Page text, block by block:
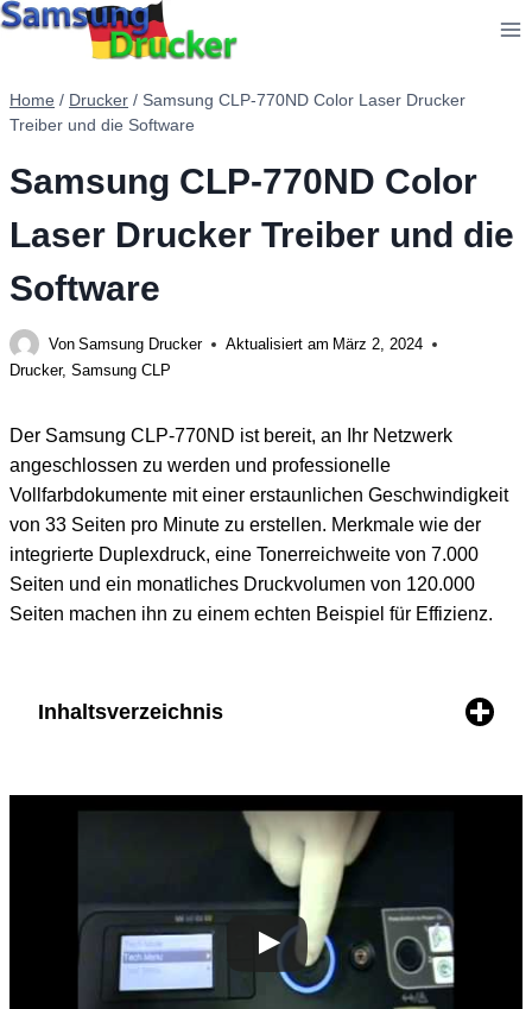
Zum
Home / Drucker / Samsung CLP-770ND Color Laser Drucker
Treiber und die Software
Samsung CLP-770ND Color
Laser Drucker Treiber und die
Software
Von Samsung Drucker Aktualisiert am März 2, 2024
Drucker, Samsung CLP
Der Samsung CLP-770ND ist bereit, an Ihr Netzwerk
angeschlossen zu werden und professionelle
Vollfarbdokumente mit einer erstaunlichen Geschwindigkeit
von 33 Seiten pro Minute zu erstellen. Merkmale wie der
integrierte Duplexdruck, eine Tonerreichweite von 7.000
Seiten und ein monatliches Druckvolumen von 120.000
Seiten machen ihn zu einem echten Beispiel für Effizienz.
Inhaltsverzeichnis